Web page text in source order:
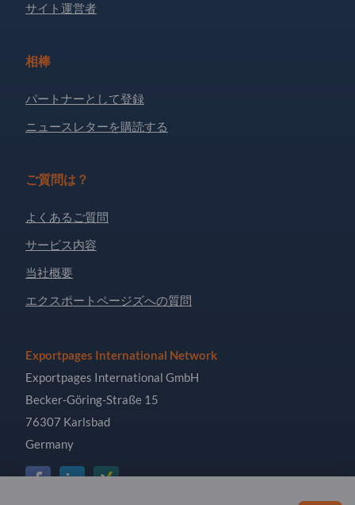
サイト運営者
相棒
パートナーとして登録
ニュースレターを購読する
ご質問は？
よくあるご質問
サービス内容
当社概要
エクスポートページズへの質問
Exportpages International Network
Exportpages International GmbH
Becker-Göring-Straße 15
76307 Karlsbad
Germany